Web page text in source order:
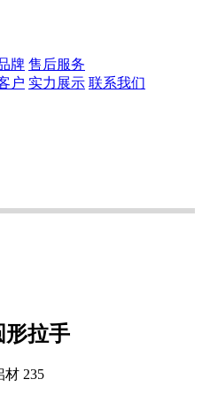
牌 售后服务
户 实力展示 联系我们
形拉手
材 235